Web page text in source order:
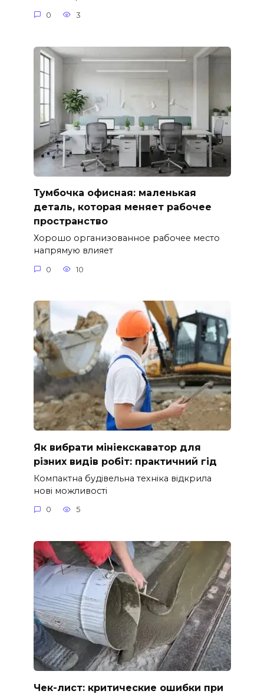
0 3
Тумбочка офисная: маленькая
деталь, которая меняет рабочее
пространство
Хорошо организованное рабочее место
напрямую влияет
0 10
Як вибрати мініекскаватор для
різних видів робіт: практичний гід
Компактна будівельна техніка відкрила
нові можливості
0 5
Чек-лист: критические ошибки при